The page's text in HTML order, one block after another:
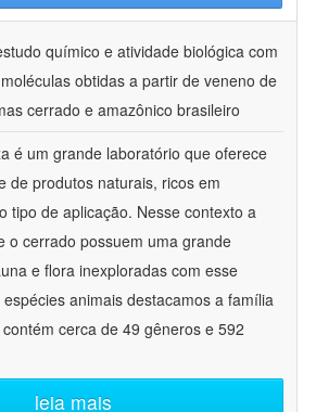
químico e atividade biológica com
obtidas a partir de veneno de
cerrado e amazônico brasileiro
é um grande laboratório que oferece
de produtos naturais, ricos em
tipo de aplicação. Nesse contexto a
o cerrado possuem uma grande
e flora inexploradas com esse
animais destacamos a família
cerca de 49 gêneros e 592
leia mais